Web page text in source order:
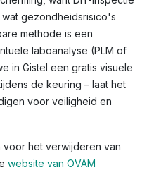
: Controleer de bouwdatum
populair tussen 1945 en
(bijv. 'NT' voor niet-
niet veilig). Raak verdachte
want DIY-inspectie
methode is een
laboanalyse (PLM of